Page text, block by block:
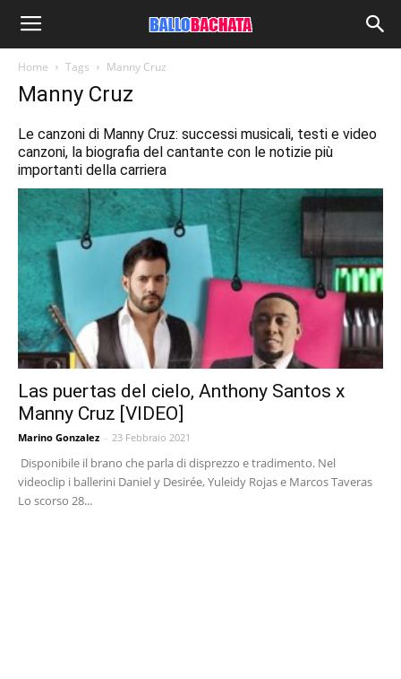
Home Tags Manny Cruz
Manny Cruz
Le canzoni di Manny Cruz: successi musicali, testi e video
canzoni, la biografia del cantante con le notizie più
importanti della carriera
Las puertas del cielo, Anthony Santos x
Manny Cruz [VIDEO]
Marino Gonzalez - 23 Febbraio 2021
Disponibile il brano che parla di disprezzo e tradimento. Nel
videoclip i ballerini Daniel y Desirée, Yuleidy Rojas e Marcos Taveras
Lo scorso 28...